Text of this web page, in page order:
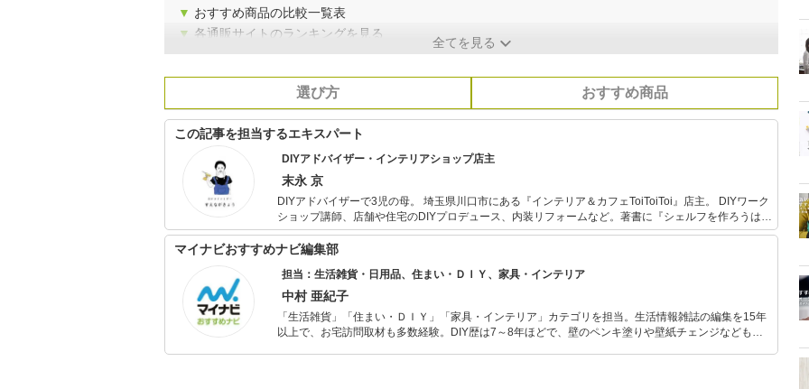
▼ おすすめ商品の比較一覧表
▼ 各通販サイトのランキングを見る
全てを見る
選び方 おすすめ商品
この記事を担当するエキスパート
DIYアドバイザー・インテリアショップ店主
末永 京
DIYアドバイザーで3児の母。 埼玉県川口市にある『インテリア＆カフェToiToiToi』店主。 DIYワーク
ショップ講師、店舗や住宅のDIYプロデュース、内装リフォームなど。著書に『シェルフを作ろうはじ
めてのDIY』㈱パッチワーク通信社がある。
マイナビおすすめナビ編集部
担当：生活雑貨・日用品、住まい・ＤＩＹ、家具・インテリア
中村 亜紀子
「生活雑貨」「住まい・ＤＩＹ」「家具・インテリア」カテゴリを担当。生活情報雑誌の編集を15年
以上で、お宅訪問取材も多数経験。DIY歴は7～8年ほどで、壁のペンキ塗りや壁紙チェンジなどもチ